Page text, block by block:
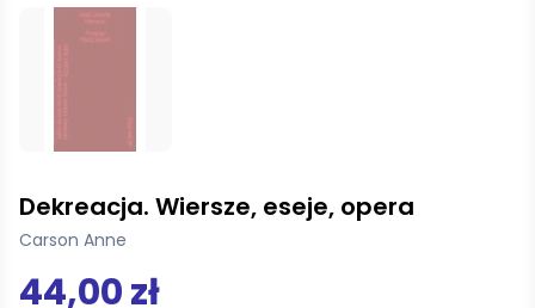
Dekreacja. Wiersze, eseje, opera
Carson Anne
44,00 zł